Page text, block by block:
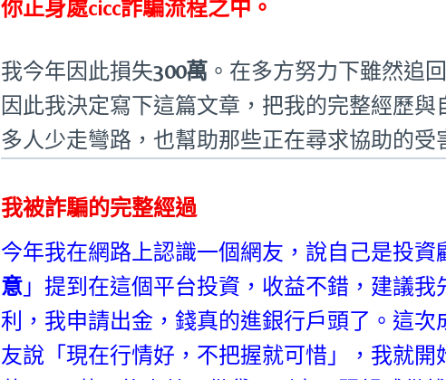
你正身處cicc詐騙流程之中。
我今年因此損失300萬 。在多方努力下雖然追
因此我決定寫下這篇文章，把我的完整經歷
多人少走彎路，也幫助那些正在尋求協助的受
我被詐騙的完整經過
今年我在網路上認識一個網友，說自己是投
意 」提到在這個平台投資，收益不錯，建議
利，我申請出金，錢真的進銀行戶頭了。這
友說「現在行情好，不把握就可惜」，我就